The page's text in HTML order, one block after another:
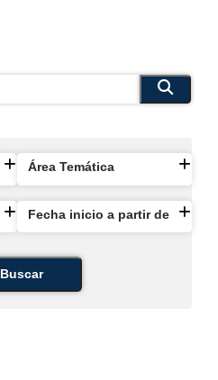
Área Temática
Fecha inicio a partir de
Buscar